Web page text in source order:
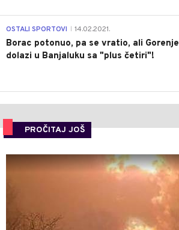
OSTALI SPORTOVI 14.02.2021.
Borac potonuo, pa se vratio, ali Gorenje
dolazi u Banjaluku sa "plus četiri"!
PROČITAJ JOŠ